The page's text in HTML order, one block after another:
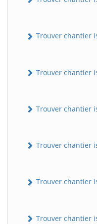
Trouver chantier
Trouver chantier
Trouver chantier
Trouver chantier
Trouver chantier
Trouver chantier